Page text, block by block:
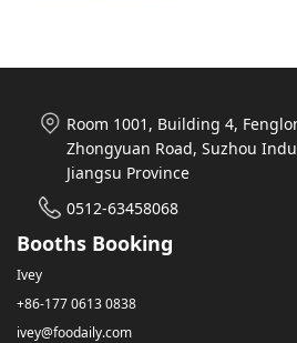
Room 1001, Building 4,
Zhongyuan Road, Suzhou
Jiangsu Province
0512-63458068
Booths Booking
Ivey
+86-177 0613 0838
ivey@foodaily.com